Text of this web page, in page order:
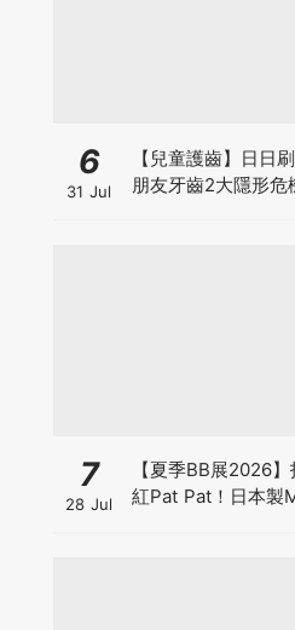
6
31 Jul
【兒童護齒】日日
朋友牙齒2大隱形危
7
28 Jul
【夏季BB展2026
紅Pat Pat！日本製